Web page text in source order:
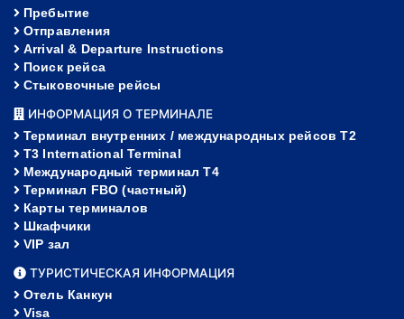
Пребытие
Отправления
Arrival & Departure Instructions
Поиск рейса
Стыковочные рейсы
ИНФОРМАЦИЯ О ТЕРМИНАЛЕ
Терминал внутренних / международных рейсов T2
T3 International Terminal
Международный терминал Т4
Терминал FBO (частный)
Карты терминалов
Шкафчики
VIP зал
ТУРИСТИЧЕСКАЯ ИНФОРМАЦИЯ
Отель Канкун
Visa